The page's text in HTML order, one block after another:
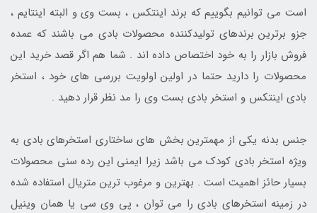
است می توانیم بگوییم که برند اینتکس ، بست وی و البته اینتایم ،
جزو برترین برندهای تولیدکننده محصولات بادی می باشند که عمده
فروش بازار را به خود اختصاص داده اند . شما هم اگر قصد خرید این
محصولات را دارید حتما در اولین اولویت بررسی های خود ، استخر
بادی اینتکس و استخر بادی بست وی را مد نظر قرار دهید .
جنس بدنه یکی از مهمترین بخش های ساختاری استخرهای بادی به
ویژه استخر بادی کودک می باشد زیرا ایمنی این رده سنی محصولات
بسیار حائز اهمیت است . بهترین و مرغوب ترین متریال استفاده شده
در زمینه استخرهای بادی را می توان ، پی وی سی یا همان وینیل